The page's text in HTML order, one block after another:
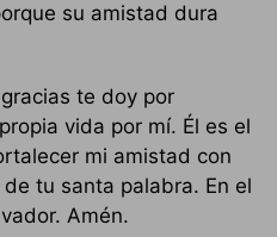
su amistad dura
te doy por
vida por mí. Él es el
mi amistad con
tu santa palabra. En el
Amén.